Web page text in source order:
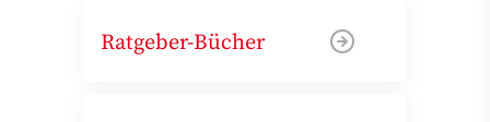
Ratgeber-Bücher